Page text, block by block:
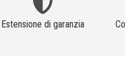
Estensione di garanzia